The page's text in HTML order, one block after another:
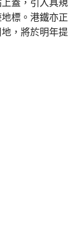
蓋，引入具規
標。港鐵亦正
，將於明年提